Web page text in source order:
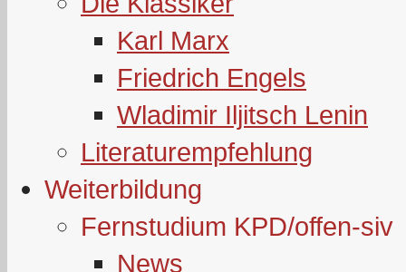
Karl Marx
Friedrich Engels
Wladimir Iljitsch Lenin
Literaturempfehlung
Weiterbildung
Fernstudium KPD/offen-siv
News